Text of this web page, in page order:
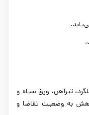
تیرآهن، ورق سیاه و
به وضعیت تقاضا و